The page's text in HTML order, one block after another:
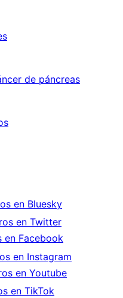
de páncreas
en Bluesky
en Twitter
en Facebook
en Instagram
en Youtube
en TikTok